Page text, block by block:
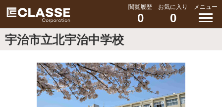
閲覧履歴
0
お気に入り
0
メニュー
宇治市立北宇治中学校